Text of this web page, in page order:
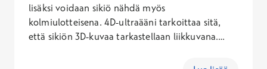
lisäksi voidaan sikiö nähdä myös
kolmiulotteisena. 4D-ultraääni tarkoittaa sitä,
että sikiön 3D-kuvaa tarkastellaan liikkuvana.